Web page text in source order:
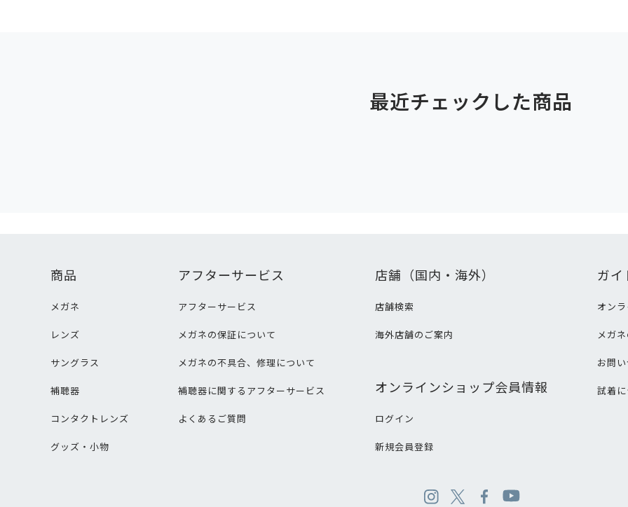
最近チェックした商品
商品
メガネ
レンズ
サングラス
補聴器
コンタクトレンズ
グッズ・小物
アフターサービス
アフターサービス
メガネの保証について
メガネの不具合、修理について
補聴器に関するアフターサービス
よくあるご質問
店舗（国内・海外）
店舗検索
海外店舗のご案内
オンラインショップ会員情報
ログイン
新規会員登録
ガイ
オン
メガ
お問
試着